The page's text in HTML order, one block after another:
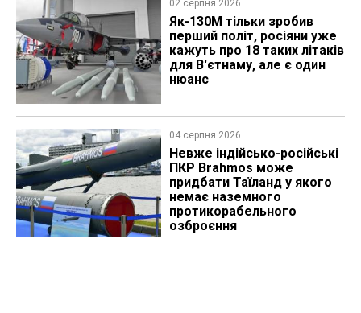
02 серпня 2026
Як-130М тільки зробив
перший політ, росіяни уже
кажуть про 18 таких літаків
для В'єтнаму, але є один
нюанс
04 серпня 2026
Невже індійсько-російські
ПКР Brahmos може
придбати Таїланд у якого
немає наземного
протикорабельного
озброєння